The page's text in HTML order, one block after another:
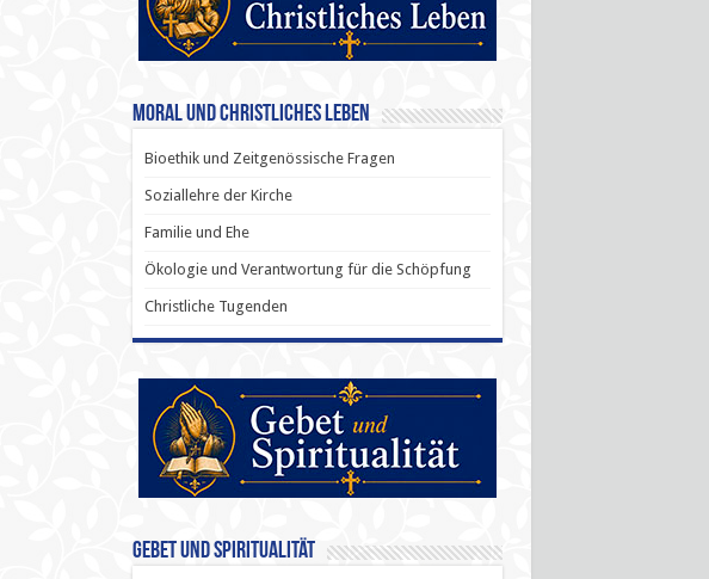
Moral und Christliches Leben
Bioethik und Zeitgenössische Fragen
Soziallehre der Kirche
Familie und Ehe
Ökologie und Verantwortung für die Schöpfung
Christliche Tugenden
Gebet und Spiritualität